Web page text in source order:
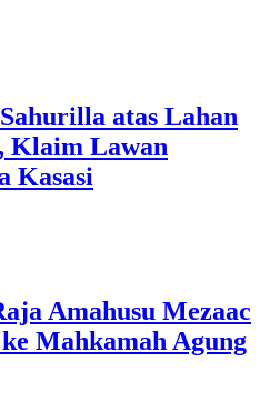
atas Lahan
Klaim Lawan
Kasasi
Amahusu Mezaac
Mahkamah Agung